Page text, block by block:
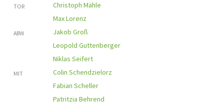
TOR
Christoph Mähle
Max Lorenz
ABW
Jakob Groß
Leopold Guttenberger
Niklas Seifert
MIT
Colin Schendzielorz
Fabian Scheller
Patritzia Behrend